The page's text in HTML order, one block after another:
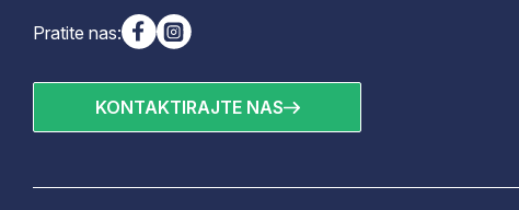
Pratite nas:
KONTAKTIRAJTE NAS